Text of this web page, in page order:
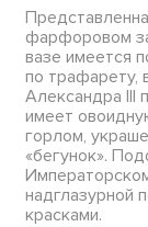
фарфоровом
вазе имеется
по трафарету,
Александра III
имеет
горлом,
«бегунок».
надглазурной
красками.